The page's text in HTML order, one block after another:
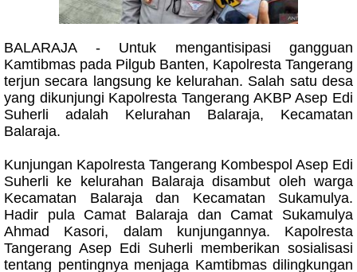
BALARAJA - Untuk mengantisipasi gangguan
Kamtibmas pada Pilgub Banten, Kapolresta Tangerang
terjun secara langsung ke kelurahan. Salah satu desa
yang dikunjungi Kapolresta Tangerang AKBP Asep Edi
Suherli adalah Kelurahan Balaraja, Kecamatan
Balaraja.
Kunjungan Kapolresta Tangerang Kombespol Asep Edi
Suherli ke kelurahan Balaraja disambut oleh warga
Kecamatan Balaraja dan Kecamatan Sukamulya.
Hadir pula Camat Balaraja dan Camat Sukamulya
Ahmad Kasori, dalam kunjungannya. Kapolresta
Tangerang Asep Edi Suherli memberikan sosialisasi
tentang pentingnya menjaga Kamtibmas dilingkungan